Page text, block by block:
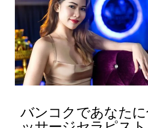
バンコクであなた